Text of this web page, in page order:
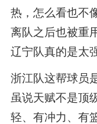
热，怎么看也不
离队之后也被重
辽宁队真的是太
浙江队这帮球员
虽说天赋不是顶
轻、有冲力、有